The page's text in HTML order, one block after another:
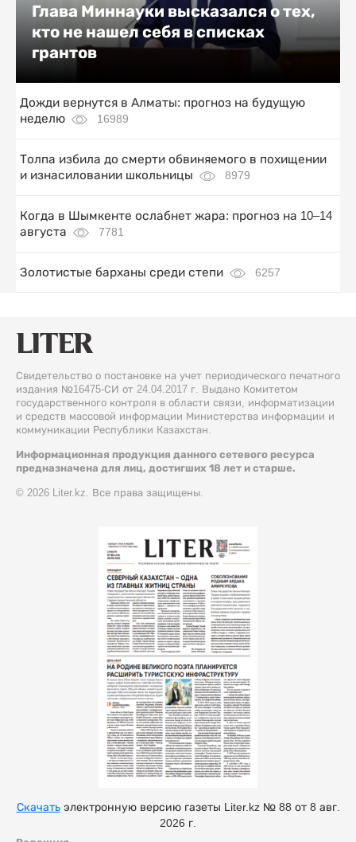
Глава Миннауки высказался о тех,
кто не нашел себя в списках
грантов
Дожди вернутся в Алматы: прогноз на будущую
неделю
16989
Толпа избила до смерти обвиняемого в похищении
и изнасиловании школьницы
8979
Когда в Шымкенте ослабнет жара: прогноз на 10–14
августа
7781
Золотистые барханы среди степи 6257
Свидетельство о постановке на учет периодического печатного
издания №16475-СИ от 24.04.2017 г. Выдано Комитетом
государственного контроля в области связи, информатизации
и средств массовой информации Министерства информации и
коммуникации Республики Казахстан.
Информационная продукция данного сетевого ресурса
предназначена для лиц, достигших 18 лет и старше.
© 2026 Liter.kz. Все права защищены.
Скачатьэлектронную версию газеты Liter.kz № 88 от 8 авг.
2026 г.